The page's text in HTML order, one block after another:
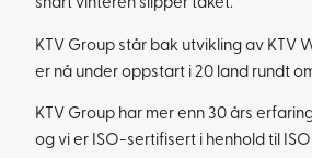
snart vinteren slipper taket.
KTV Group står bak utvikling av KTV
er nå under oppstart i 20 land rundt
KTV Group har mer enn 30 års
og vi er ISO-sertifisert i henhold til ISO